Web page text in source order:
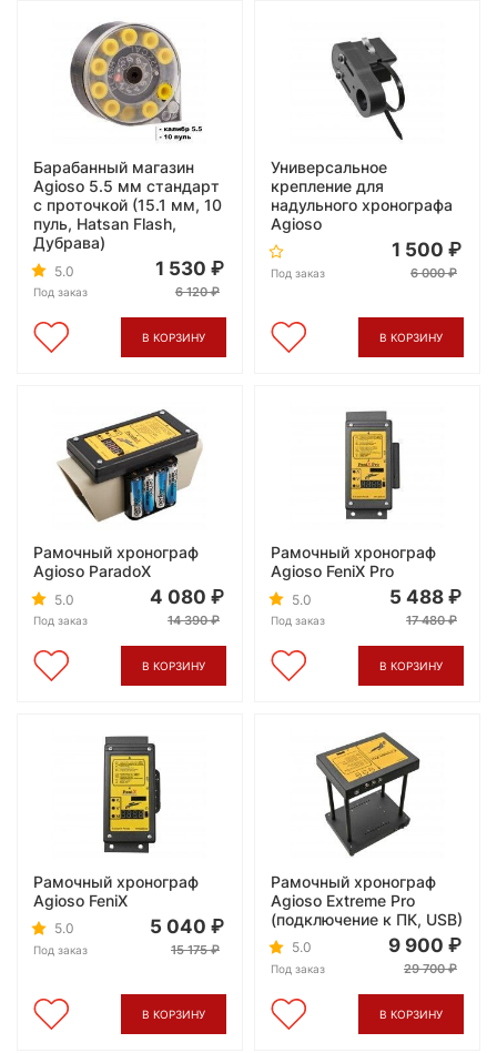
Барабанный магазин
Agioso 5.5 мм стандарт
с проточкой (15.1 мм, 10
пуль, Hatsan Flash,
Дубрава)
5.0
Под заказ
1 530
6 120
В КОРЗИНУ
Универсальное
крепление для
надульного хронографа
Agioso
Под заказ
1 500
6 000
В КОРЗИНУ
Рамочный хронограф
Agioso ParadoX
5.0
Под заказ
4 080
14 390
В КОРЗИНУ
Рамочный хронограф
Agioso FeniX Pro
5.0
Под заказ
5 488
17 480
В КОРЗИНУ
Рамочный хронограф
Agioso FeniX
5.0
Под заказ
5 040
15 175
В КОРЗИНУ
Рамочный хронограф
Agioso Extreme Pro
(подключение к ПК, USB)
5.0
Под заказ
9 900
29 700
В КОРЗИНУ